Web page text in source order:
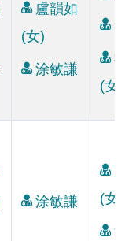
盧韻如
(女)
涂敏謙
(女)
涂敏謙
(女)